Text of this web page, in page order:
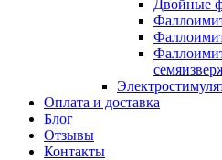
Двойные
Оплата и доставка
Блог
Отзывы
Контакты